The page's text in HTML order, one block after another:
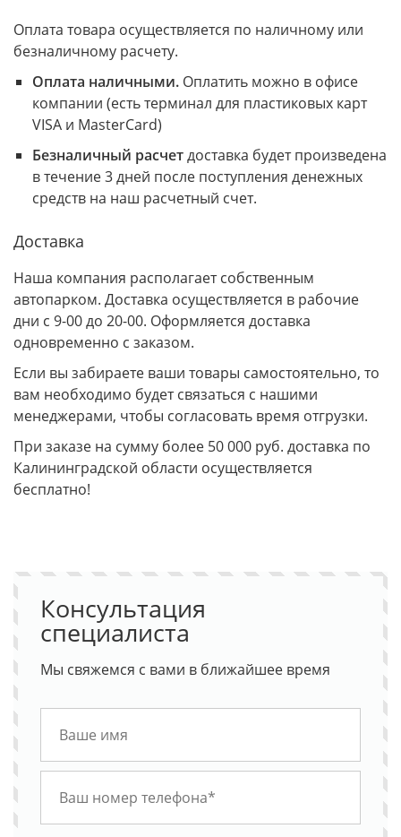
Оплата товара осуществляется по наличному или
безналичному расчету.
Оплата наличными. Оплатить можно в офисе
компании (есть терминал для пластиковых карт
VISA и MasterCard)
Безналичный расчетдоставка будет произведена
в течение 3 дней после поступления денежных
средств на наш расчетный счет.
Доставка
Наша компания располагает собственным
автопарком. Доставка осуществляется в рабочие
дни с 9-00 до 20-00. Оформляется доставка
одновременно с заказом.
Если вы забираете ваши товары самостоятельно, то
вам необходимо будет связаться с нашими
менеджерами, чтобы согласовать время отгрузки.
При заказе на сумму более 50 000 руб. доставка по
Калининградской области осуществляется
бесплатно!
Консультация
специалиста
Мы свяжемся с вами в ближайшее время